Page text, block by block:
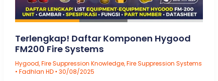
2001
edisi
Terlengkap! Daftar Komponen Hygood
FM200 Fire Systems
Hygood,Fire Suppression Knowledge,Fire Suppression Systems
• Fadhlan HD • 30/08/2025